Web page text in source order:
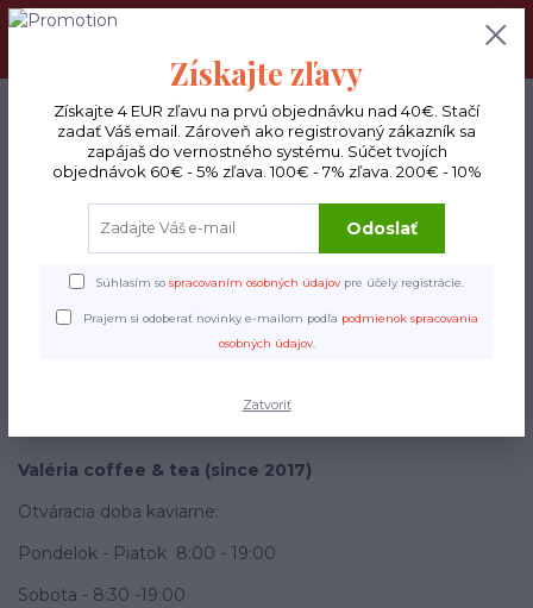
DOPRAVA ZADARMO : Od 30€ objednávky (Packeta BOX ), 50€
VERNOSTNOM PROGRAME!
Menu
EUR
Valéria coffee & tea (since 2017)
Otváracia doba kaviarne:
Pondelok - Piatok 8:00 - 19:00
Sobota - 8:30 -19:00
Získajte zľavy
Získajte 4 EUR zľavu na prvú objednávku nad 40€. Stačí
zadať Váš email. Zároveň ako registrovaný zákazník sa
zapájaš do vernostného systému. Súčet tvojích
objednávok 60€ - 5% zľava. 100€ - 7% zľava. 200€ - 10%
Odoslať
Súhlasím so spracovaním osobných údajov pre účely registrácie.
Prajem si odoberať novinky e-mailom podľa podmienok spracovania
osobných údajov.
Zatvoriť